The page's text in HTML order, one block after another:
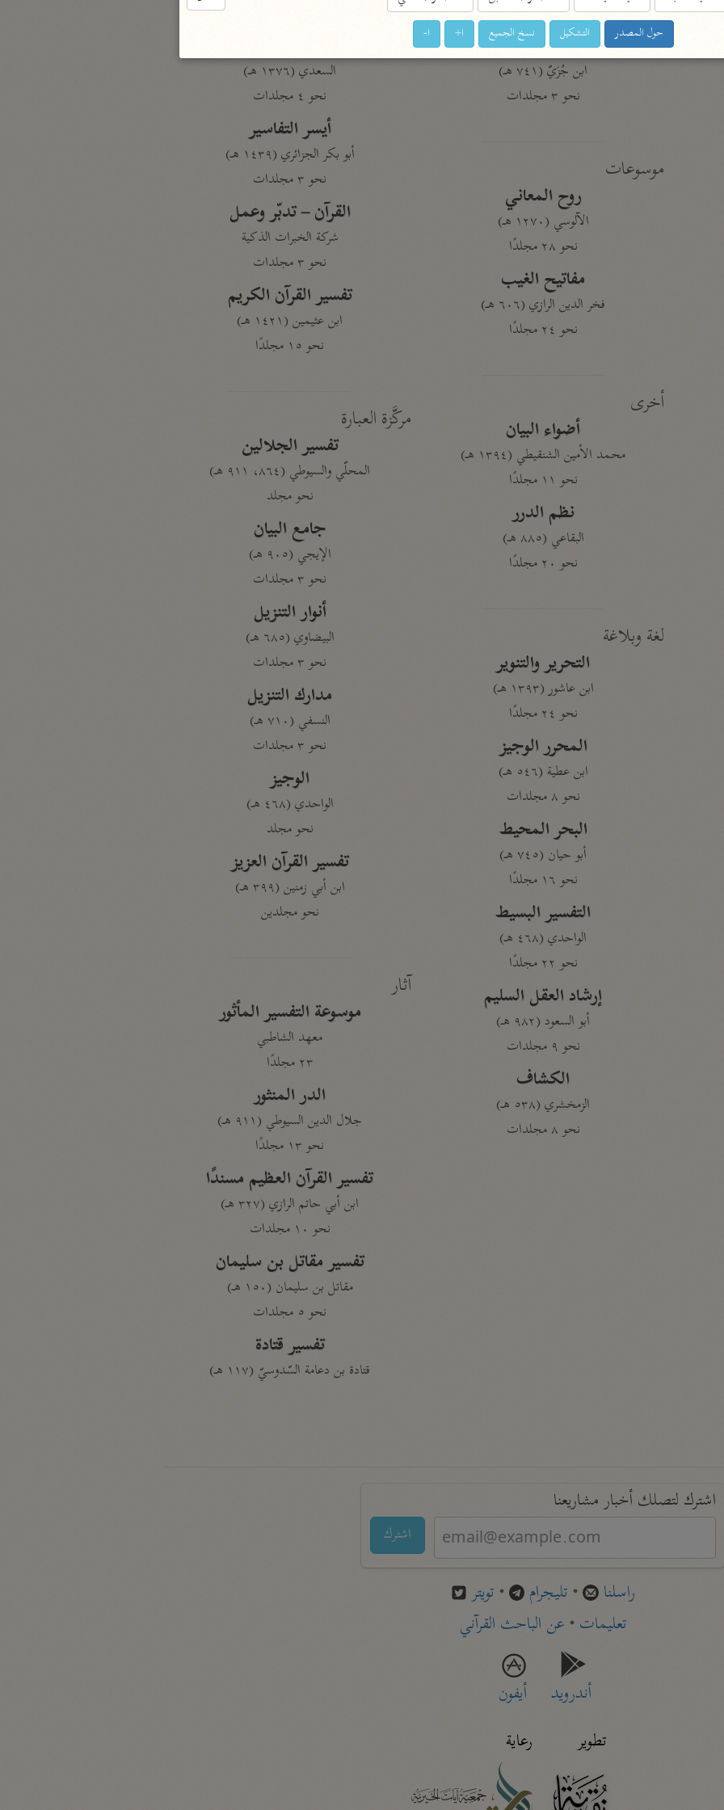
نحو ١١ مجلدًا
التسهيل لعلوم التنزيل
ابن جُزَيّ (٧٤١ هـ)
نحو ٣ مجلدات
موسوعات
روح المعاني
الآلوسي (١٢٧٠ هـ)
نحو ٢٨ مجلدًا
مفاتيح الغيب
فخر الدين الرازي (٦٠٦ هـ)
نحو ٢٤ مجلدًا
أخرى
أضواء البيان
محمد الأمين الشنقيطي (١٣٩٤ هـ)
نحو ١١ مجلدًا
نظم الدرر
البقاعي (٨٨٥ هـ)
نحو ٢٠ مجلدًا
لغة وبلاغة
التحرير والتنوير
ابن عاشور (١٣٩٣ هـ)
نحو ٢٤ مجلدًا
المحرر الوجيز
ابن عطية (٥٤٦ هـ)
نحو ٨ مجلدات
البحر المحيط
أبو حيان (٧٤٥ هـ)
نحو ١٦ مجلدًا
التفسير البسيط
الواحدي (٤٦٨ هـ)
نحو ٢٢ مجلدًا
إرشاد العقل السليم
أبو السعود (٩٨٢ هـ)
نحو ٩ مجلدات
الكشاف
الزمخشري (٥٣٨ هـ)
نحو ٨ مجلدات
السعدي (١٣٧٦ هـ)
نحو ٤ مجلدات
أيسر التفاسير
أبو بكر الجزائري (١٤٣٩ هـ)
نحو ٣ مجلدات
القرآن – تدبّر وعمل
شركة الخبرات الذكية
نحو ٣ مجلدات
تفسير القرآن الكريم
ابن عثيمين (١٤٢١ هـ)
نحو ١٥ مجلدًا
مركَّزة العبارة
تفسير الجلالين
المحلّي والسيوطي (٨٦٤، ٩١١ هـ)
نحو مجلد
جامع البيان
الإيجي (٩٠٥ هـ)
نحو ٣ مجلدات
أنوار التنزيل
البيضاوي (٦٨٥ هـ)
نحو ٣ مجلدات
مدارك التنزيل
النسفي (٧١٠ هـ)
نحو ٣ مجلدات
الوجيز
الواحدي (٤٦٨ هـ)
نحو مجلد
تفسير القرآن العزيز
ابن أبي زمنين (٣٩٩ هـ)
نحو مجلدين
آثار
موسوعة التفسير المأثور
معهد الشاطبي
٢٣ مجلدًا
الدر المنثور
جلال الدين السيوطي (٩١١ هـ)
نحو ١٣ مجلدًا
تفسير القرآن العظيم مسندًا
ابن أبي حاتم الرازي (٣٢٧ هـ)
نحو ١٠ مجلدات
تفسير مقاتل بن سليمان
مقاتل بن سليمان (١٥٠ هـ)
نحو ٥ مجلدات
تفسير قتادة
قتادة بن دعامة السّدوسيّ (١١٧ هـ)
اشترك لتصلك أخبار مشاريعنا
اشترك
راسلنا • تليجرام • تويتر
تعليمات• عن الباحث القرآني
أندرويد
أيفون
تطوير
رعاية
حول المصدر التشكيل نسخ الجميع ا+ ا-